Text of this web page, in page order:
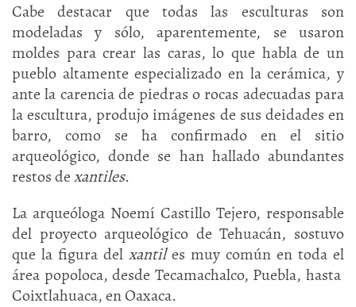
Cabe destacar que todas las esculturas son
modeladas y sólo, aparentemente, se usaron
moldes para crear las caras, lo que habla de un
pueblo altamente especializado en la cerámica, y
ante la carencia de piedras o rocas adecuadas para
la escultura, produjo imágenes de sus deidades en
barro, como se ha confirmado en el sitio
arqueológico, donde se han hallado abundantes
restos dexantiles.
La arqueóloga Noemí Castillo Tejero, responsable
del proyecto arqueológico de Tehuacán, sostuvo
que la figura del xantiles muy común en toda el
área popoloca, desde Tecamachalco, Puebla, hasta
Coixtlahuaca, en Oaxaca.